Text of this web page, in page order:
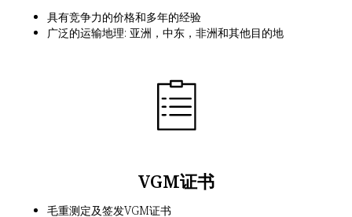
具有竞争力的价格和多年的经验
广泛的运输地理: 亚洲，中东，非洲和其他目的地
VGM证书
毛重测定及签发VGM证书